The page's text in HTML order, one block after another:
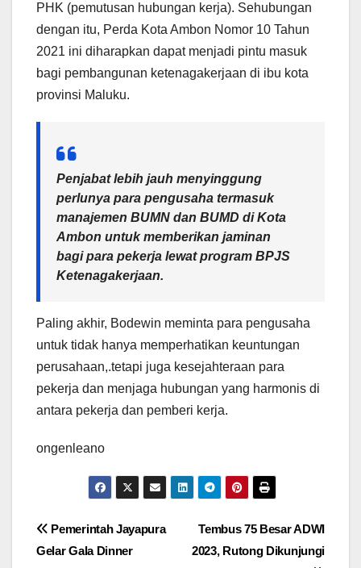
PHK (pemutusan hubungan kerja). Sehubungan
dengan itu, Perda Kota Ambon Nomor 10 Tahun
2021 ini diharapkan dapat menjadi pintu masuk
bagi pembangunan ketenagakerjaan di ibu kota
provinsi Maluku.
Penjabat lebih jauh menyinggung
perlunya para pengusaha termasuk
manajemen BUMN dan BUMD di Kota
Ambon untuk memberikan jaminan
bagi para pekerja lewat program BPJS
Ketenagakerjaan.
Paling akhir, Bodewin meminta para pengusaha
untuk tidak hanya memperhatikan keuntungan
perusahaan,.tetapi juga kesejahteraan para
pekerja dan menjaga hubungan yang harmonis di
antara pekerja dan pemberi kerja.
ongenleano
Navigasi
Tembus 75 Besar ADWI
2023, Rutong Dikunjungi
Pemerintah Jayapura
Gelar Gala Dinner